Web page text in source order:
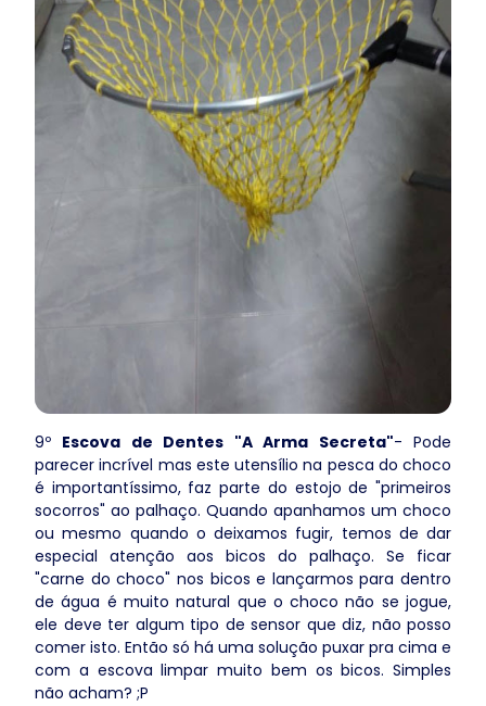
9º Escova de Dentes "A Arma Secreta"- Pode
parecer incrível mas este utensílio na pesca do choco
é importantíssimo, faz parte do estojo de "primeiros
socorros" ao palhaço. Quando apanhamos um choco
ou mesmo quando o deixamos fugir, temos de dar
especial atenção aos bicos do palhaço. Se ficar
"carne do choco" nos bicos e lançarmos para dentro
de água é muito natural que o choco não se jogue,
ele deve ter algum tipo de sensor que diz, não posso
comer isto. Então só há uma solução puxar pra cima e
com a escova limpar muito bem os bicos. Simples
não acham? ;P